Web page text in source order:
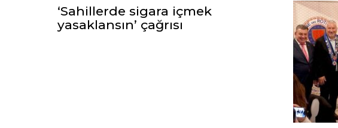
‘Sahillerde sigara içmek
yasaklansın’ çağrısı